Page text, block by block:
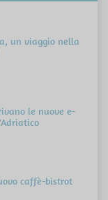
un viaggio nella
le nuove e-
caffè-bistrot